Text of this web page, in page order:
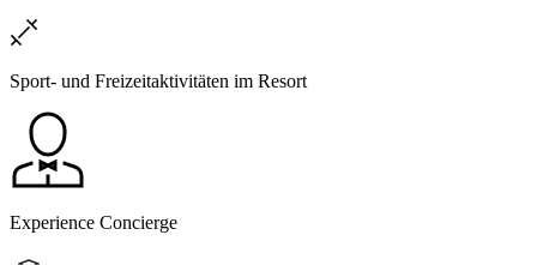
Sport- und Freizeitaktivitäten im Resort
Experience Concierge